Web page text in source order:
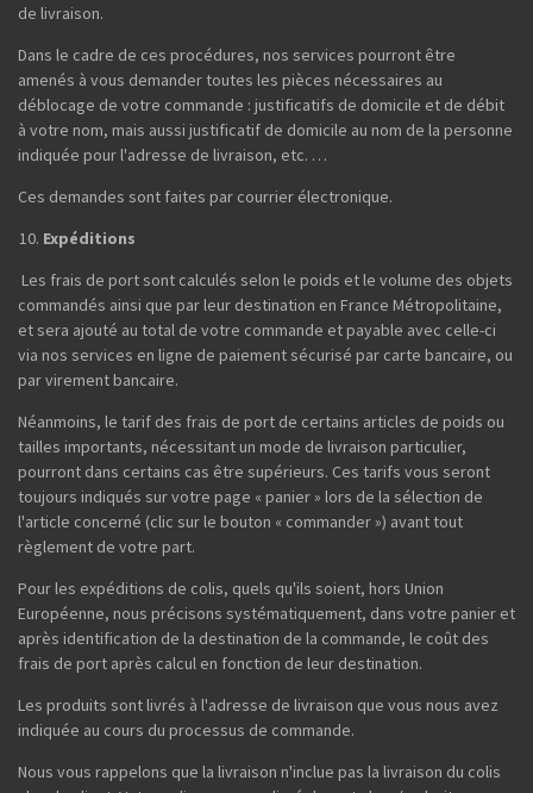
de livraison.
Dans le cadre de ces procédures, nos services pourront être
amenés à vous demander toutes les pièces nécessaires au
déblocage de votre commande : justificatifs de domicile et de débit
à votre nom, mais aussi justificatif de domicile au nom de la personne
indiquée pour l'adresse de livraison, etc. …
Ces demandes sont faites par courrier électronique.
Expéditions
Les frais de port sont calculés selon le poids et le volume des objets
commandés ainsi que par leur destination en France Métropolitaine,
et sera ajouté au total de votre commande et payable avec celle-ci
via nos services en ligne de paiement sécurisé par carte bancaire, ou
par virement bancaire.
Néanmoins, le tarif des frais de port de certains articles de poids ou
tailles importants, nécessitant un mode de livraison particulier,
pourront dans certains cas être supérieurs. Ces tarifs vous seront
toujours indiqués sur votre page « panier » lors de la sélection de
l'article concerné (clic sur le bouton « commander ») avant tout
règlement de votre part.
Pour les expéditions de colis, quels qu'ils soient, hors Union
Européenne, nous précisons systématiquement, dans votre panier et
après identification de la destination de la commande, le coût des
frais de port après calcul en fonction de leur destination.
Les produits sont livrés à l'adresse de livraison que vous nous avez
indiquée au cours du processus de commande.
Nous vous rappelons que la livraison n'inclue pas la livraison du colis